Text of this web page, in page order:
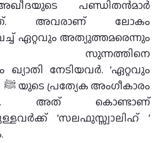
പണ്ഡിതൻമാർ
അവരാണ്‌ ലോകം
ഏറ്റവും അത്യുത്തമരെന്നും
സുന്നത്തിനെ
ഖ്യാതി നേടിയവർ. ‘ഏറ്റവും
അത്‌ കൊണ്ടാണ്‌
‘സലഫുസ്സ്വാലിഹ്‌ ‘